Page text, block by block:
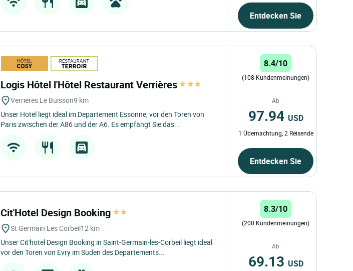
Entdecken Sie
Logis Hôtel l'Hôtel Restaurant Verrières
Verrieres Le Buisson9 km
Unser Hotel liegt ideal im Departement Essonne, vor den Toren von
Paris zwischen der A86 und der A6. Es empfängt Sie das...
8.4/10
(108 Kundenmeinungen)
Ab
97.94 USD
1 Übernachtung, 2 Reisende
Entdecken Sie
Cit'Hotel Design Booking
St Germain Les Corbeil12 km
Unser Cit'hotel Design Booking in Saint-Germain-les-Corbeil liegt ideal
vor den Toren von Evry im Süden des Departements...
8.3/10
(200 Kundenmeinungen)
Ab
69.13 USD